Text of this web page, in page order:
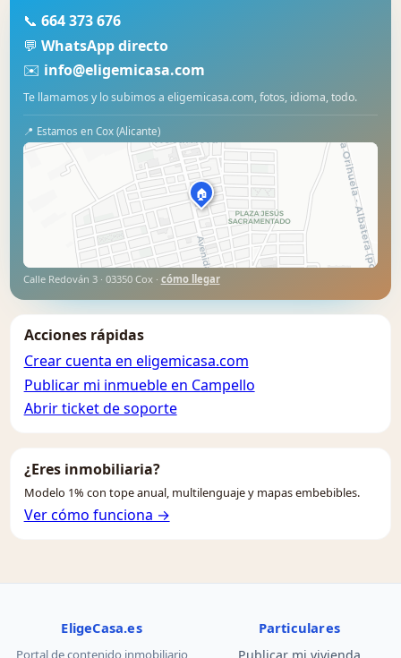
📞 664 373 676
💬 WhatsApp directo
✉️ info@eligemicasa.com
Te llamamos y lo subimos a eligemicasa.com, fotos, idioma, todo.
📍 Estamos en Cox (Alicante)
🏠
Calle Redován 3 · 03350 Cox · cómo llegar
Acciones rápidas
Crear cuenta en eligemicasa.com
Publicar mi inmueble en Campello
Abrir ticket de soporte
¿Eres inmobiliaria?
Modelo 1% con tope anual, multilenguaje y mapas embebibles.
Ver cómo funciona →
EligeCasa.es
Portal de contenido inmobiliario
Particulares